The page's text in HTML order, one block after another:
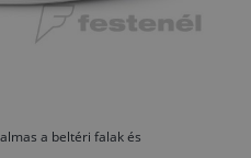
a beltéri falak és